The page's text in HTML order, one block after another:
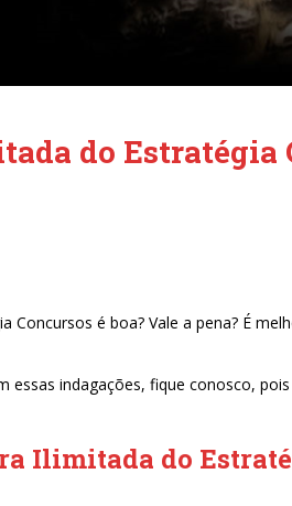
do Estratégia
Concursos é boa? Vale a pena? É
essas indagações, fique conosco,
Ilimitada do